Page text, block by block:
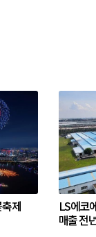
제
LS에코
매출 전